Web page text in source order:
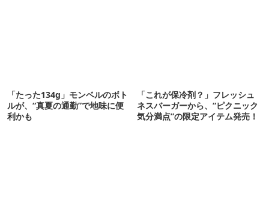
「たった134g」モンベルのボト
ルが、“真夏の通勤”で地味に便
利かも
「これが保冷剤？」フレッシュ
ネスバーガーから、“ピクニック
気分満点”の限定アイテム発売！